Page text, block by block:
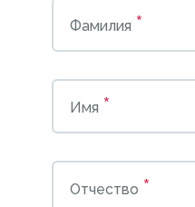
Фамилия *
Имя *
Отчество *